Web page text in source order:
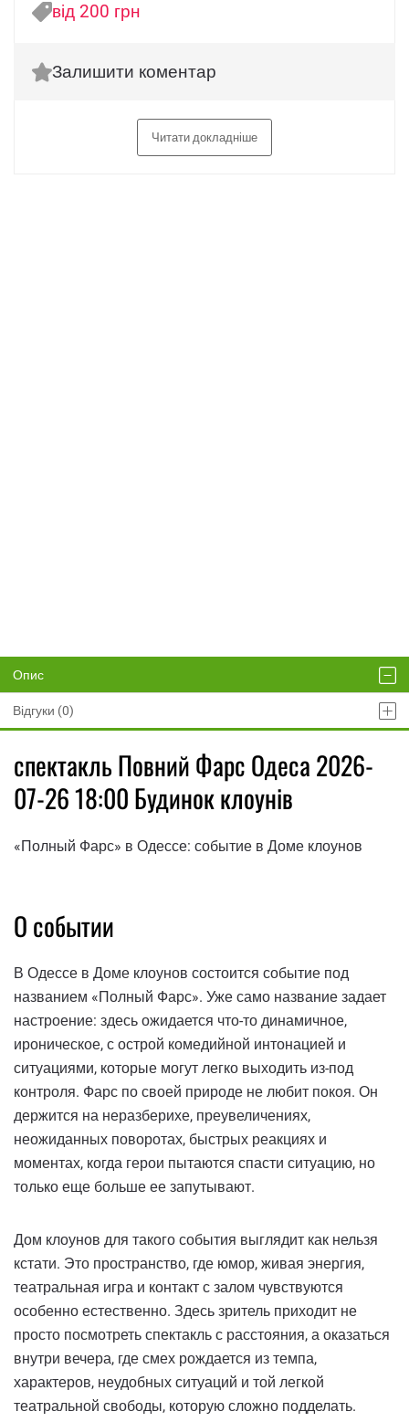
від 200 грн
Залишити коментар
Читати докладніше
Опис
Відгуки (0)
спектакль Повний Фарс Одеса 2026-
07-26 18:00 Будинок клоунів
«Полный Фарс» в Одессе: событие в Доме клоунов
О событии
В Одессе в Доме клоунов состоится событие под
названием «Полный Фарс». Уже само название задает
настроение: здесь ожидается что-то динамичное,
ироническое, с острой комедийной интонацией и
ситуациями, которые могут легко выходить из-под
контроля. Фарс по своей природе не любит покоя. Он
держится на неразберихе, преувеличениях,
неожиданных поворотах, быстрых реакциях и
моментах, когда герои пытаются спасти ситуацию, но
только еще больше ее запутывают.
Дом клоунов для такого события выглядит как нельзя
кстати. Это пространство, где юмор, живая энергия,
театральная игра и контакт с залом чувствуются
особенно естественно. Здесь зритель приходит не
просто посмотреть спектакль с расстояния, а оказаться
внутри вечера, где смех рождается из темпа,
характеров, неудобных ситуаций и той легкой
театральной свободы, которую сложно подделать.